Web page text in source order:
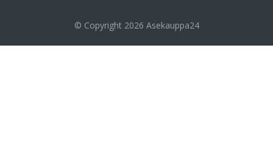
© Copyright 2026 Asekauppa24